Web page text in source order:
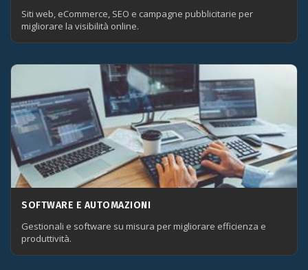
Siti web, eCommerce, SEO e campagne pubblicitarie per
migliorare la visibilità online.
SOFTWARE E AUTOMAZIONI
Gestionali e software su misura per migliorare efficienza e
produttività.